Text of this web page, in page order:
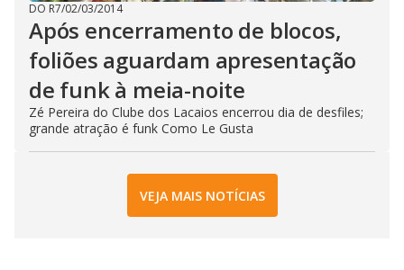
DO R7/02/03/2014
Após encerramento de blocos,
foliões aguardam apresentação
de funk à meia-noite
Zé Pereira do Clube dos Lacaios encerrou dia de desfiles;
grande atração é funk Como Le Gusta
VEJA MAIS NOTÍCIAS